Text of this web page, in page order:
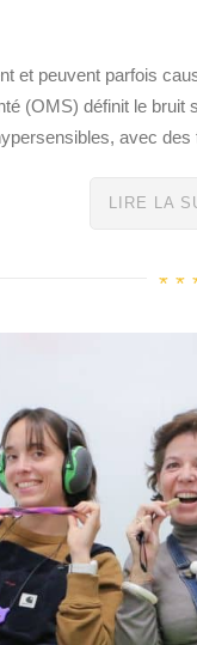
et peuvent parfois
(OMS) définit le
avec des
LIRE LA